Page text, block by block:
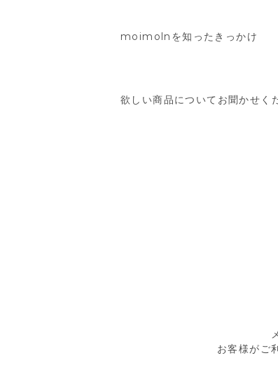
moimolnを知ったきっかけ
欲しい商品についてお聞かせく
お客様がご